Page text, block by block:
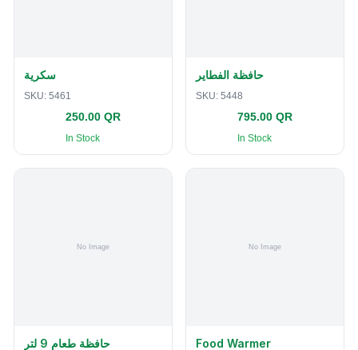
سكرية
SKU: 5461
250.00 QR
In Stock
حافظة الفطاير
SKU: 5448
795.00 QR
In Stock
حافظة طعام 9 لتر Food Warmer